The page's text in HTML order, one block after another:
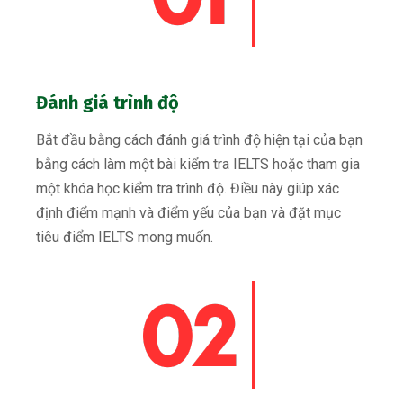
Đánh giá trình độ
Bắt đầu bằng cách đánh giá trình độ hiện tại của bạn
bằng cách làm một bài kiểm tra IELTS hoặc tham gia
một khóa học kiểm tra trình độ. Điều này giúp xác
định điểm mạnh và điểm yếu của bạn và đặt mục
tiêu điểm IELTS mong muốn.